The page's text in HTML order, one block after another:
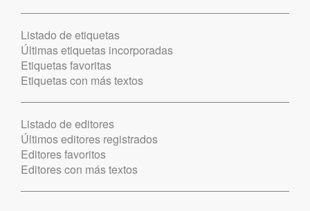
Listado de etiquetas
Últimas etiquetas incorporadas
Etiquetas favoritas
Etiquetas con más textos
Listado de editores
Últimos editores registrados
Editores favoritos
Editores con más textos